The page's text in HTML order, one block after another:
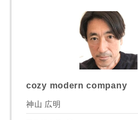
写真を拡
cozy modern company
神山 広明